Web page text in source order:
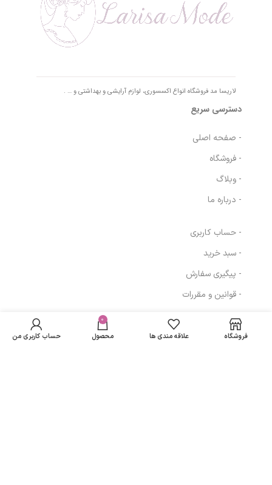
لاریسا مد فروشگاه انواع اکسسوری، لوازم آرایشی و بهداشتی و … .
دسترسی سریع
- صفحه اصلی
- فروشگاه
- وبلاگ
- درباره ما
- حساب کاربری
- سبد خرید
- پیگیری سفارش
- قوانین و مقررات
مسیرهای ارتباطی
BB کرم رطوبت
SPF 20 حجم 40
میلی لیتر – بژ
تومان
باشد فروشگاه علاقه مندی ها
0
محصول حساب کاربری من